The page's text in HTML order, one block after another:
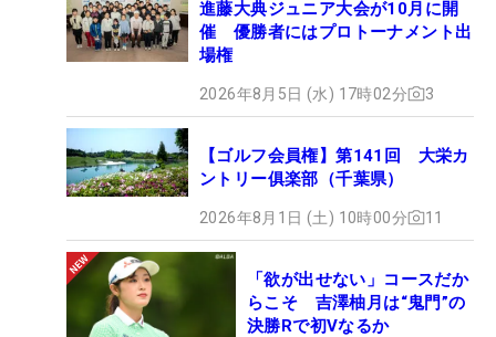
進藤大典ジュニア大会が10月に開
催 優勝者にはプロトーナメント出
場権
2026年8月5日 (水) 17時02分 3
【ゴルフ会員権】第141回 大栄カ
ントリー俱楽部（千葉県）
2026年8月1日 (土) 10時00分 11
「欲が出せない」コースだか
らこそ 吉澤柚月は“鬼門”の
決勝Rで初Vなるか